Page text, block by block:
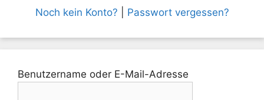
Noch kein Konto? Passwort vergessen?
Benutzername oder E-Mail-Adresse